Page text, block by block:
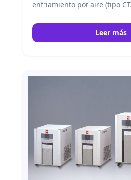
enfriamiento por aire (tipo
Leer más